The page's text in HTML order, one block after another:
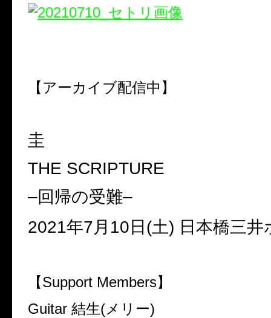
【アーカイブ配信中】
圭
THE SCRIPTURE
–回帰の受難–
2021年7月 10 日 (土) 日本橋三井
【Support Members】
Guitar 結生(メリー)